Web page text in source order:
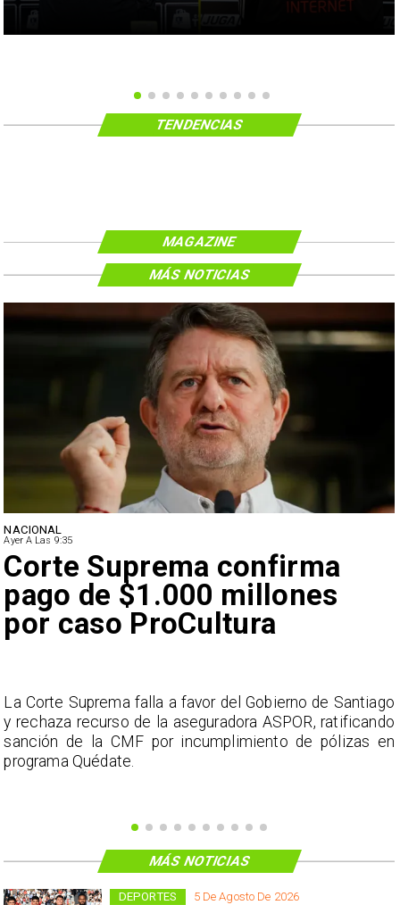
TENDENCIAS
MAGAZINE
NACIONAL
Ayer A Las 9:35
Corte Suprema confirma
pago de $1.000 millones
por caso ProCultura
La Corte Suprema falla a favor del Gobierno de Santiago
y rechaza recurso de la aseguradora ASPOR, ratificando
sanción de la CMF por incumplimiento de pólizas en
programa Quédate.
MÁS NOTICIAS
5 De Agosto De 2026
DEPORTES
MÁS NOTICIAS